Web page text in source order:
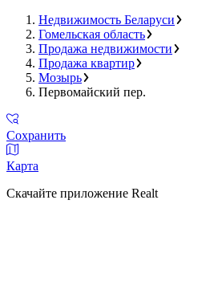
Недвижимость Беларуси
Гомельская область
Продажа недвижимости
Продажа квартир
Мозырь
Первомайский пер.
Сохранить
Карта
Скачайте приложение Realt